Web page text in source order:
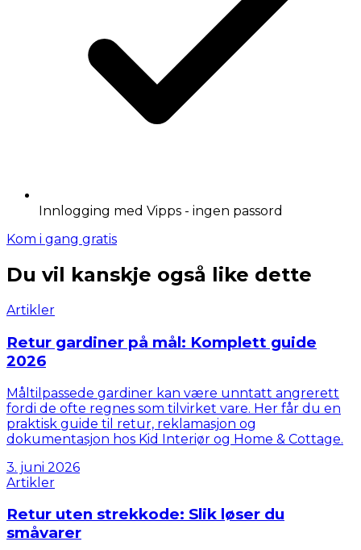
Innlogging med Vipps - ingen passord
Kom i gang gratis
Du vil kanskje også like dette
Artikler
Retur gardiner på mål: Komplett guide
2026
Måltilpassede gardiner kan være unntatt angrerett
fordi de ofte regnes som tilvirket vare. Her får du en
praktisk guide til retur, reklamasjon og
dokumentasjon hos Kid Interiør og Home & Cottage.
3. juni 2026
Artikler
Retur uten strekkode: Slik løser du
småvarer